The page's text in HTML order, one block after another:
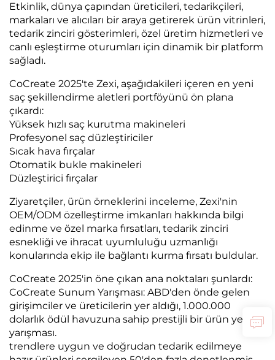
Etkinlik, dünya çapından üreticileri, tedarikçileri,
markaları ve alıcıları bir araya getirerek ürün vitrinleri,
tedarik zinciri gösterimleri, özel üretim hizmetleri ve
canlı eşleştirme oturumları için dinamik bir platform
sağladı.
CoCreate 2025'te Zexi, aşağıdakileri içeren en yeni
saç şekillendirme aletleri portföyünü ön plana
çıkardı:
Yüksek hızlı saç kurutma makineleri
Profesyonel saç düzleştiriciler
Sıcak hava fırçalar
Otomatik bukle makineleri
Düzleştirici fırçalar
Ziyaretçiler, ürün örneklerini inceleme, Zexi'nin
OEM/ODM özelleştirme imkanları hakkında bilgi
edinme ve özel marka fırsatları, tedarik zinciri
esnekliği ve ihracat uyumluluğu uzmanlığı
konularında ekip ile bağlantı kurma fırsatı buldular.
CoCreate 2025'in öne çıkan ana noktaları şunlardı:
CoCreate Sunum Yarışması: ABD'den önde gelen
girişimciler ve üreticilerin yer aldığı, 1.000.000
dolarlık ödül havuzuna sahip prestijli bir ürün yenilik
yarışması.
trendlere uygun ve doğrudan tedarik edilmeye